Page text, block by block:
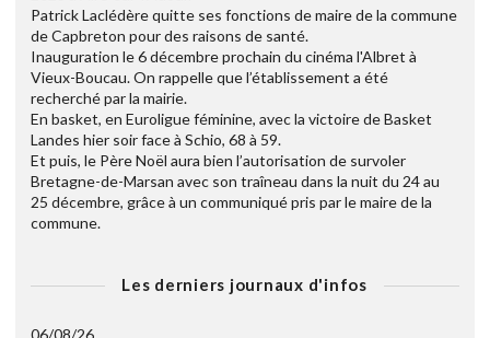
Patrick Laclédère quitte ses fonctions de maire de la commune
de Capbreton pour des raisons de santé.
Inauguration le 6 décembre prochain du cinéma l'Albret à
Vieux-Boucau. On rappelle que l’établissement a été
recherché par la mairie.
En basket, en Euroligue féminine, avec la victoire de Basket
Landes hier soir face à Schio, 68 à 59.
Et puis, le Père Noël aura bien l’autorisation de survoler
Bretagne-de-Marsan avec son traîneau dans la nuit du 24 au
25 décembre, grâce à un communiqué pris par le maire de la
commune.
Les derniers journaux d'infos
06/08/26